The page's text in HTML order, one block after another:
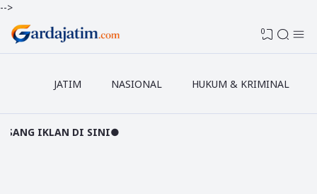
-->
0
JATIM NASIONAL HUKUM & KRIMINAL
DI SINI●